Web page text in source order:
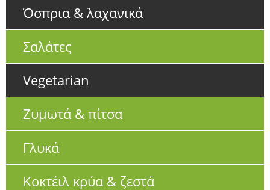
Όσπρια & λαχανικά
Σαλάτες
Vegetarian
Ζυμωτά & πίτσα
Γλυκά
Κοκτέιλ κρύα & ζεστά